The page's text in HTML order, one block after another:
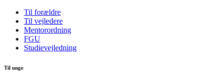
Til forældre
Til vejledere
Mentorordning
FGU
Studievejledning
Til unge